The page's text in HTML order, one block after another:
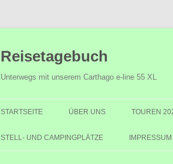
Inhalt
springen
Reisetagebuch
Unterwegs mit unserem Carthago e-line 55 XL
STARTSEITE ÜBER UNS TOUREN
STELL- UND CAMPINGPLÄTZE IMPRESSUM